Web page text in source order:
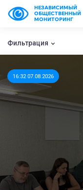
НЕЗАВИСИМЫЙ
ОБЩЕСТВЕННЫЙ
МОНИТОРИНГ
Фильтрация
16:32 07.08.2026